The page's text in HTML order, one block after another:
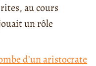
au cours
un rôle
d’un aristocrate